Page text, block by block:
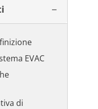
EVAC
di